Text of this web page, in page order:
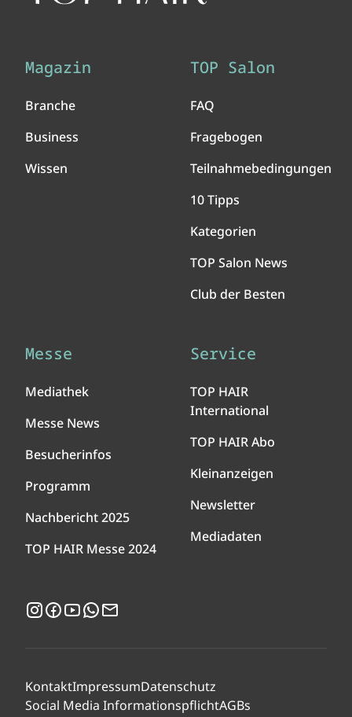
Magazin
Branche
Business
Wissen
TOP Salon
FAQ
Fragebogen
Teilnahmebedingungen
10 Tipps
Kategorien
TOP Salon News
Club der Besten
Messe
Mediathek
Messe News
Besucherinfos
Programm
Nachbericht 2025
TOP HAIR Messe 2024
Service
TOP HAIR
International
TOP HAIR Abo
Kleinanzeigen
Newsletter
Mediadaten
Instagram
Facebook
YouTubeWhatsApp
KontaktImpressumDatenschutz
Social Media InformationspflichtAGBs